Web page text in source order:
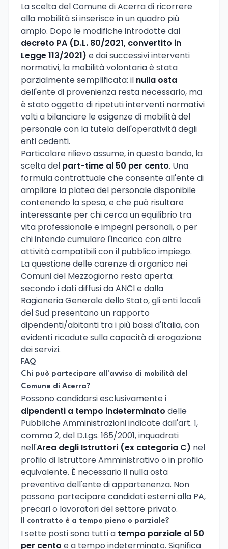
La scelta del Comune di Acerra di ricorrere
alla mobilità si inserisce in un quadro più
ampio. Dopo le modifiche introdotte dal
decreto PA (D.L. 80/2021, convertito in
Legge 113/2021) e dai successivi interventi
normativi, la mobilità volontaria è stata
parzialmente semplificata: il nulla osta
dell'ente di provenienza resta necessario, ma
è stato oggetto di ripetuti interventi normativi
volti a bilanciare le esigenze di mobilità del
personale con la tutela dell'operatività degli
enti cedenti.
Particolare rilievo assume, in questo bando, la
scelta del part-time al 50 per cento. Una
formula contrattuale che consente all'ente di
ampliare la platea del personale disponibile
contenendo la spesa, e che può risultare
interessante per chi cerca un equilibrio tra
vita professionale e impegni personali, o per
chi intende cumulare l'incarico con altre
attività compatibili con il pubblico impiego.
La questione delle carenze di organico nei
Comuni del Mezzogiorno resta aperta:
secondo i dati diffusi da ANCI e dalla
Ragioneria Generale dello Stato, gli enti locali
del Sud presentano un rapporto
dipendenti/abitanti tra i più bassi d'Italia, con
evidenti ricadute sulla capacità di erogazione
dei servizi.
FAQ
Chi può partecipare all'avviso di mobilità del
Comune di Acerra?
Possono candidarsi esclusivamente i
dipendenti a tempo indeterminato delle
Pubbliche Amministrazioni indicate dall'art. 1,
comma 2, del D.Lgs. 165/2001, inquadrati
nell'Area degli Istruttori (ex categoria C) nel
profilo di Istruttore Amministrativo o in profilo
equivalente. È necessario il nulla osta
preventivo dell'ente di appartenenza. Non
possono partecipare candidati esterni alla PA,
precari o lavoratori del settore privato.
Il contratto è a tempo pieno o parziale?
I sette posti sono tutti a tempo parziale al 50
per cento e a tempo indeterminato. Significa